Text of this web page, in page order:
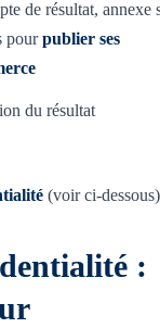
de résultat, annexe
pourpublier ses
du résultat
(voir ci-dessous)
: